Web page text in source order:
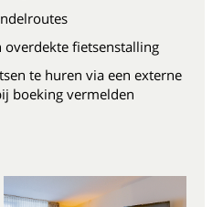
overdekte fietsenstalling
te huren via een externe
boeking vermelden